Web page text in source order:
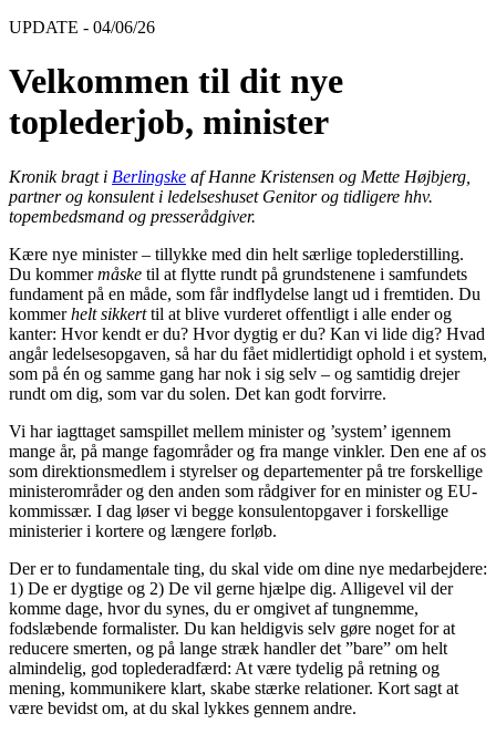
UPDATE - 04/06/26
Velkommen til dit nye
toplederjob, minister
Kronik bragt i Berlingske af Hanne Kristensen og Mette Højbjerg,
partner og konsulent i ledelseshuset Genitor og tidligere hhv.
topembedsmand og presserådgiver.
Kære nye minister – tillykke med din helt særlige toplederstilling.
Du kommermåske til at flytte rundt på grundstenene i samfundets
fundament på en måde, som får indflydelse langt ud i fremtiden. Du
kommerhelt sikkerttil at blive vurderet offentligt i alle ender og
kanter: Hvor kendt er du? Hvor dygtig er du? Kan vi lide dig? Hvad
angår ledelsesopgaven, så har du fået midlertidigt ophold i et system,
som på én og samme gang har nok i sig selv – og samtidig drejer
rundt om dig, som var du solen. Det kan godt forvirre.
Vi har iagttaget samspillet mellem minister og ’system’ igennem
mange år, på mange fagområder og fra mange vinkler. Den ene af os
som direktionsmedlem i styrelser og departementer på tre forskellige
ministerområder og den anden som rådgiver for en minister og EU-
kommissær. I dag løser vi begge konsulentopgaver i forskellige
ministerier i kortere og længere forløb.
Der er to fundamentale ting, du skal vide om dine nye medarbejdere:
1) De er dygtige og 2) De vil gerne hjælpe dig. Alligevel vil der
komme dage, hvor du synes, du er omgivet af tungnemme,
fodslæbende formalister. Du kan heldigvis selv gøre noget for at
reducere smerten, og på lange stræk handler det ”bare” om helt
almindelig, god toplederadfærd: At være tydelig på retning og
mening, kommunikere klart, skabe stærke relationer. Kort sagt at
være bevidst om, at du skal lykkes gennem andre.